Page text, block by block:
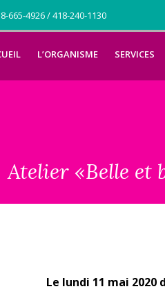
665-4926 / 418-240-1130
L’ORGANISME SERVICES
Atelier «Belle et
Le lundi 11 mai 2020